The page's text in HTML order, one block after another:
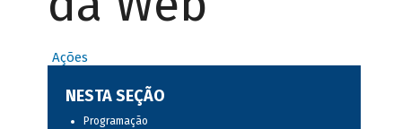
Ações
NESTA SEÇÃO
Programação